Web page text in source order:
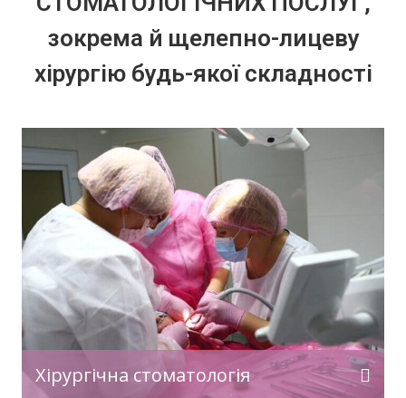
зокрема й щелепно-лицеву
хірургію будь-якої складності
Хірургічна стоматологія